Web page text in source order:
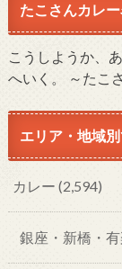
たこさんカレ
こうしようか、
へいく。 ～たこ
エリア・地域
カレー (2,594)
銀座・新橋・